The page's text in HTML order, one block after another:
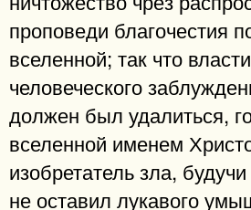
проповеди благочестия
вселенной; так что
человеческого
должен был удалиться,
вселенной именем
изобретатель зла,
не оставил лукавого